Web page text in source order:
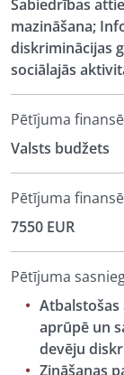
Sabiedrības
mazināšana;
diskriminācijas
sociālajās
Pētījuma
Valsts budžets
Pētījuma
7550 EUR
Pētījuma
Atbalstošas
aprūpē un
devēju
Zināšanas